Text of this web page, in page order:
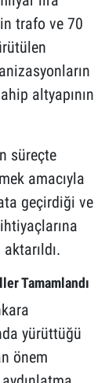
trafo ve 70
altyapının
süreçte
amacıyla
geçirdiği ve
Tamamlandı
yürüttüğü
önem